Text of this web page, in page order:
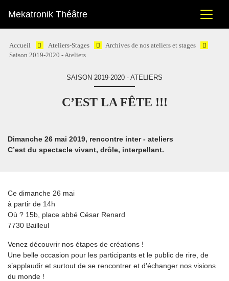
Mekatronik Théâtre
Accueil Ateliers-Stages
Archives de nos ateliers et stages
Saison 2019-2020 - Ateliers
SAISON 2019-2020 - ATELIERS
C’EST LA FÊTE !!!
Dimanche 26 mai 2019, rencontre inter - ateliers
C’est du spectacle vivant, drôle, interpellant.
Ce dimanche 26 mai
à partir de 14h
Où ? 15b, place abbé César Renard
7730 Bailleul
Venez découvrir nos étapes de créations !
Une belle occasion pour les participants et le public de rire, de
s’applaudir et surtout de se rencontrer et d’échanger nos visions
du monde !